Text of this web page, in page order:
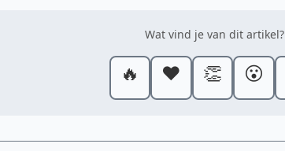
Wat vind je van dit artikel?
🔥 ❤️ 👏 😮